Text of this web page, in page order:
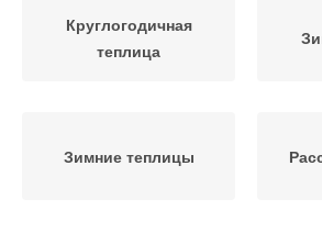
Круглогодичная
теплица
Зимние теплицы